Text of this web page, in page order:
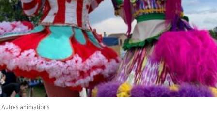
Autres animations